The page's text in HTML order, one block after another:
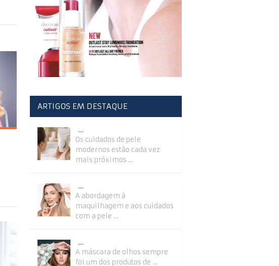
ARTIGOS EM DESTAQUE
…
Os cuidados de pele
modernos estão cada vez
mais próximos …
…
A abordagem à
maquilhagem e aos cuidados
com a pele …
…
A máscara de olhos sempre
foi um dos produtos de …